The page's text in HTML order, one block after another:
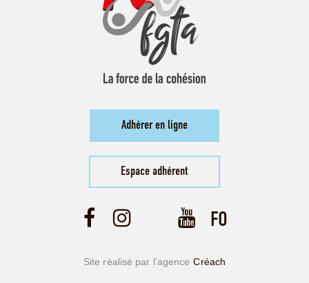
Adhérer en ligne
Espace adhérent
Site réalisé par l’agence Créach